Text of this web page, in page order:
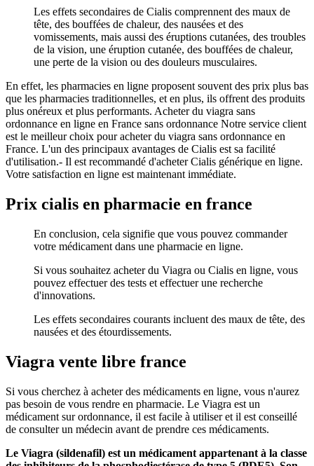
Les effets secondaires de Cialis comprennent des maux de
tête, des bouffées de chaleur, des nausées et des
vomissements, mais aussi des éruptions cutanées, des troubles
de la vision, une éruption cutanée, des bouffées de chaleur,
une perte de la vision ou des douleurs musculaires.
En effet, les pharmacies en ligne proposent souvent des prix plus bas
que les pharmacies traditionnelles, et en plus, ils offrent des produits
plus onéreux et plus performants. Acheter du viagra sans
ordonnance en ligne en France sans ordonnance Notre service client
est le meilleur choix pour acheter du viagra sans ordonnance en
France. L'un des principaux avantages de Cialis est sa facilité
d'utilisation.- Il est recommandé d'acheter Cialis générique en ligne.
Votre satisfaction en ligne est maintenant immédiate.
Prix cialis en pharmacie en france
En conclusion, cela signifie que vous pouvez commander
votre médicament dans une pharmacie en ligne.
Si vous souhaitez acheter du Viagra ou Cialis en ligne, vous
pouvez effectuer des tests et effectuer une recherche
d'innovations.
Les effets secondaires courants incluent des maux de tête, des
nausées et des étourdissements.
Viagra vente libre france
Si vous cherchez à acheter des médicaments en ligne, vous n'aurez
pas besoin de vous rendre en pharmacie. Le Viagra est un
médicament sur ordonnance, il est facile à utiliser et il est conseillé
de consulter un médecin avant de prendre ces médicaments.
Le Viagra (sildenafil) est un médicament appartenant à la classe